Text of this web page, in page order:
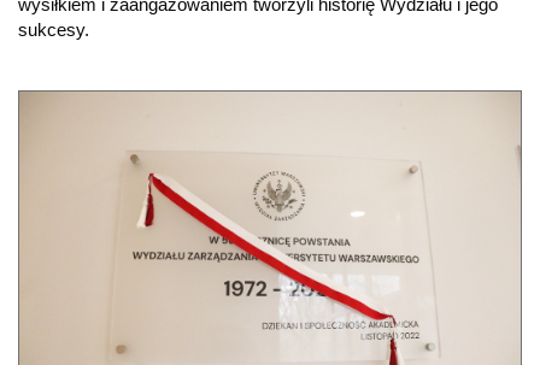
wysiłkiem i zaangażowaniem tworzyli historię Wydziału i jego
sukcesy.